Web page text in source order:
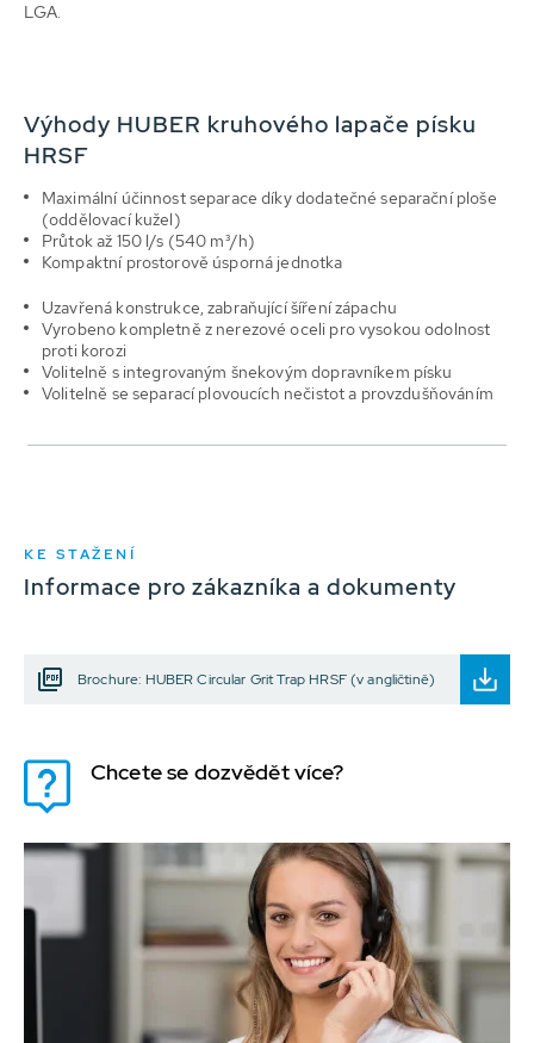
LGA.
Výhody HUBER kruhového lapače písku
HRSF
Maximální účinnost separace díky dodatečné separační ploše
(oddělovací kužel)
Průtok až 150 l/s (540 m³/h)
Kompaktní prostorově úsporná jednotka
Uzavřená konstrukce, zabraňující šíření zápachu
Vyrobeno kompletně z nerezové oceli pro vysokou odolnost
proti korozi
Volitelně s integrovaným šnekovým dopravníkem písku
Volitelně se separací plovoucích nečistot a provzdušňováním
KE STAŽENÍ
Informace pro zákazníka a dokumenty
Brochure: HUBER Circular Grit Trap HRSF (v angličtině)
Chcete se dozvědět více?